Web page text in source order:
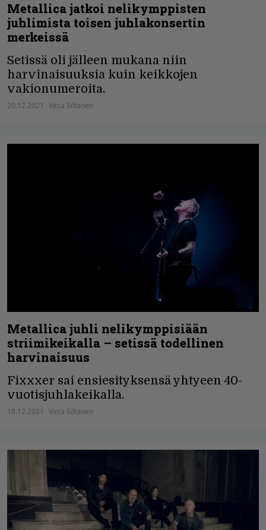
Metallica jatkoi nelikymppisten
juhlimista toisen juhlakonsertin
merkeissä
Setissä oli jälleen mukana niin
harvinaisuuksia kuin keikkojen
vakionumeroita.
20.12.2021 Vesa Siltanen
Metallica juhli nelikymppisiään
striimikeikalla – setissä todellinen
harvinaisuus
Fixxxer sai ensiesityksensä yhtyeen 40-
vuotisjuhlakeikalla.
18.12.2021 Vesa Siltanen